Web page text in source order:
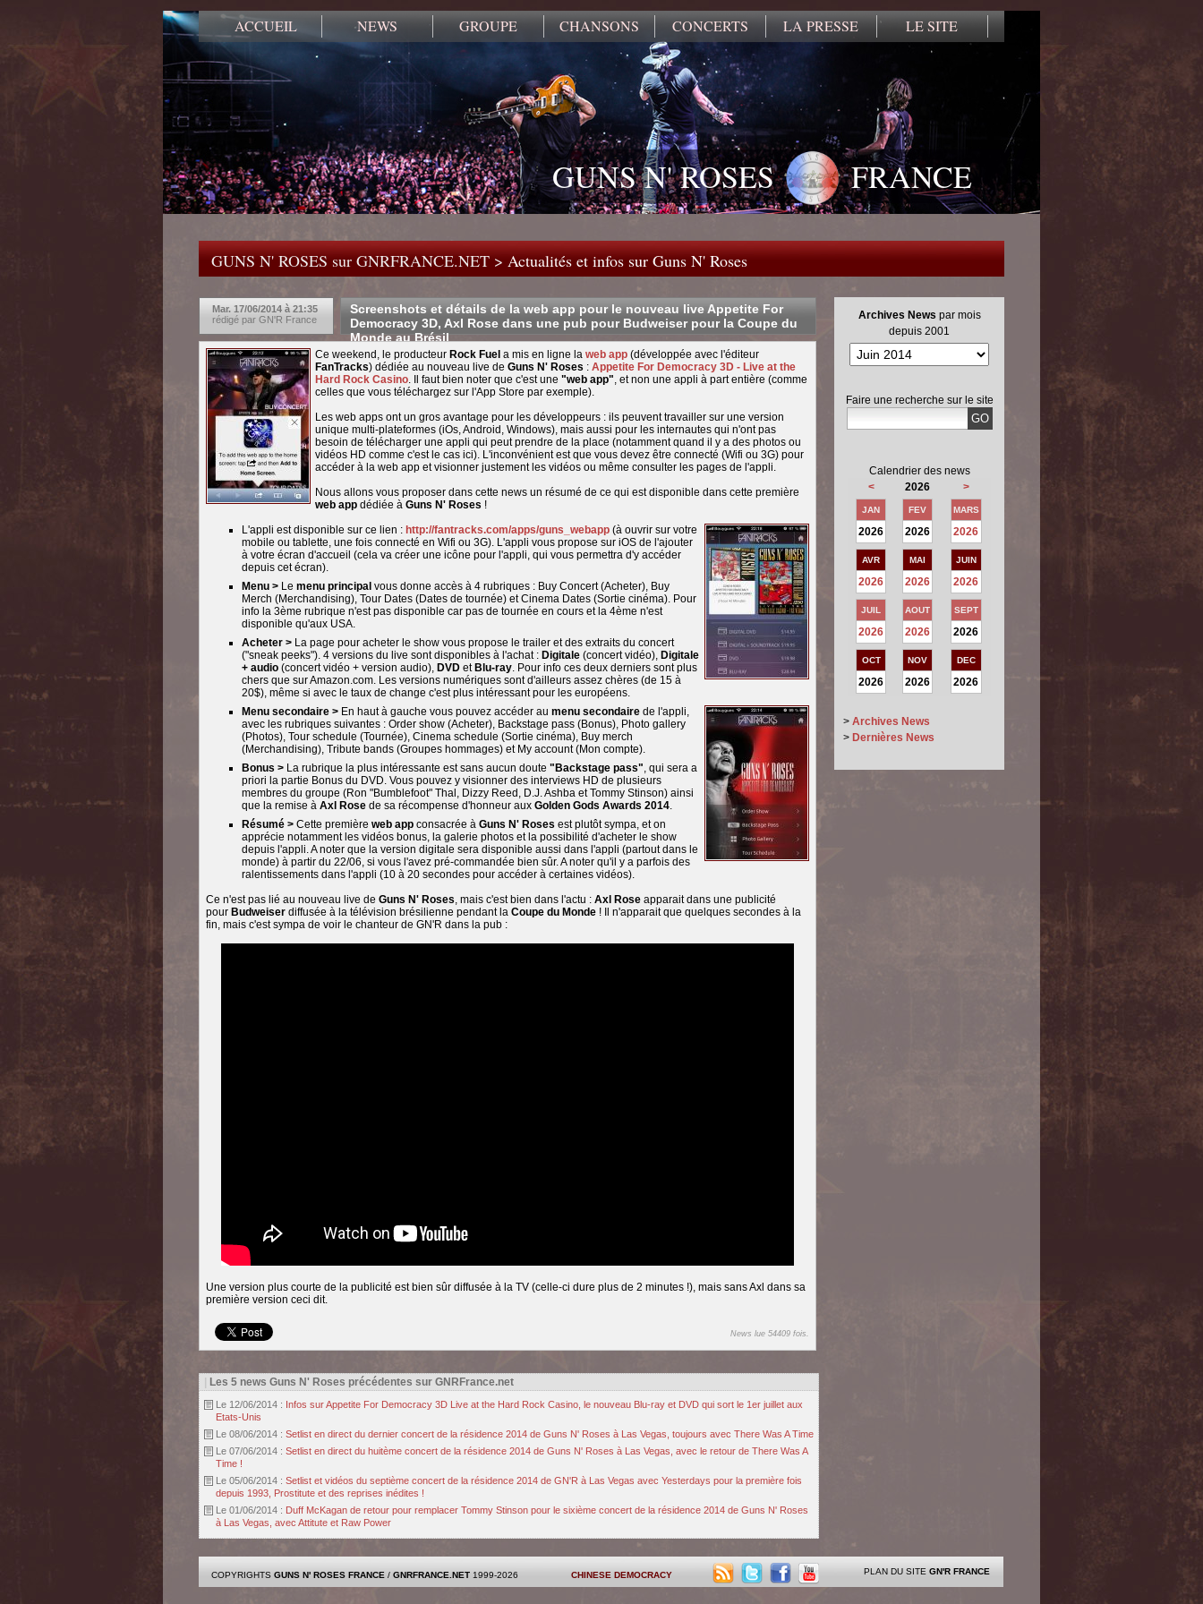
ACCUEIL NEWS GROUPE CHANSONS CONCERTS LA PRESSE LE SITE
GUNS N' ROSES FRANCE
GUNS N' ROSES sur GNRFRANCE.NET> Actualités et infos sur Guns N' Roses
Mar. 17/06/2014 à 21:35
rédigé par GN'R France
Screenshots et détails de la web app pour le nouveau live Appetite For
Democracy 3D, Axl Rose dans une pub pour Budweiser pour la Coupe du
Monde au Brésil
Ce weekend, le producteur Rock Fuel a mis en ligne la web app (développée avec l'éditeur
FanTracks) dédiée au nouveau live de Guns N' Roses : Appetite For Democracy 3D - Live at the
Hard Rock Casino. Il faut bien noter que c'est une "web app", et non une appli à part entière (comme
celles que vous téléchargez sur l'App Store par exemple).
Les web apps ont un gros avantage pour les développeurs : ils peuvent travailler sur une version
unique multi-plateformes (iOs, Android, Windows), mais aussi pour les internautes qui n'ont pas
besoin de télécharger une appli qui peut prendre de la place (notamment quand il y a des photos ou
vidéos HD comme c'est le cas ici). L'inconvénient est que vous devez être connecté (Wifi ou 3G) pour
accéder à la web app et visionner justement les vidéos ou même consulter les pages de l'appli.
Nous allons vous proposer dans cette news un résumé de ce qui est disponible dans cette première
web app dédiée à Guns N' Roses !
L'appli est disponible sur ce lien : http://fantracks.com/apps/guns_webapp (à ouvrir sur votre
mobile ou tablette, une fois connecté en Wifi ou 3G). L'appli vous propose sur iOS de l'ajouter
à votre écran d'accueil (cela va créer une icône pour l'appli, qui vous permettra d'y accéder
depuis cet écran).
Menu > Le menu principal vous donne accès à 4 rubriques : Buy Concert (Acheter), Buy
Merch (Merchandising), Tour Dates (Dates de tournée) et Cinema Dates (Sortie cinéma). Pour
info la 3ème rubrique n'est pas disponible car pas de tournée en cours et la 4ème n'est
disponible qu'aux USA.
Acheter > La page pour acheter le show vous propose le trailer et des extraits du concert
("sneak peeks"). 4 versions du live sont disponibles à l'achat : Digitale (concert vidéo), Digitale
+ audio (concert vidéo + version audio), DVD et Blu-ray. Pour info ces deux derniers sont plus
chers que sur Amazon.com. Les versions numériques sont d'ailleurs assez chères (de 15 à
20$), même si avec le taux de change c'est plus intéressant pour les européens.
Menu secondaire > En haut à gauche vous pouvez accéder au menu secondaire de l'appli,
avec les rubriques suivantes : Order show (Acheter), Backstage pass (Bonus), Photo gallery
(Photos), Tour schedule (Tournée), Cinema schedule (Sortie cinéma), Buy merch
(Merchandising), Tribute bands (Groupes hommages) et My account (Mon compte).
Bonus > La rubrique la plus intéressante est sans aucun doute "Backstage pass", qui sera a
priori la partie Bonus du DVD. Vous pouvez y visionner des interviews HD de plusieurs
membres du groupe (Ron "Bumblefoot" Thal, Dizzy Reed, D.J. Ashba et Tommy Stinson) ainsi
que la remise à Axl Rose de sa récompense d'honneur aux Golden Gods Awards 2014.
Résumé > Cette première web app consacrée à Guns N' Roses est plutôt sympa, et on
apprécie notamment les vidéos bonus, la galerie photos et la possibilité d'acheter le show
depuis l'appli. A noter que la version digitale sera disponible aussi dans l'appli (partout dans le
monde) à partir du 22/06, si vous l'avez pré-commandée bien sûr. A noter qu'il y a parfois des
ralentissements dans l'appli (10 à 20 secondes pour accéder à certaines vidéos).
Ce n'est pas lié au nouveau live de Guns N' Roses, mais c'est bien dans l'actu : Axl Rose apparait dans une publicité
pour Budweiser diffusée à la télévision brésilienne pendant la Coupe du Monde ! Il n'apparait que quelques secondes à la
fin, mais c'est sympa de voir le chanteur de GN'R dans la pub :
Une version plus courte de la publicité est bien sûr diffusée à la TV (celle-ci dure plus de 2 minutes !), mais sans Axl dans sa
première version ceci dit.
News lue 54409 fois.
Les 5 news Guns N' Roses précédentes sur GNRFrance.net
Le 12/06/2014 : Infos sur Appetite For Democracy 3D Live at the Hard Rock Casino, le nouveau Blu-ray et DVD qui sort le 1er juillet aux
Etats-Unis
Le 08/06/2014 : Setlist en direct du dernier concert de la résidence 2014 de Guns N' Roses à Las Vegas, toujours avec There Was A Time
Le 07/06/2014 : Setlist en direct du huitème concert de la résidence 2014 de Guns N' Roses à Las Vegas, avec le retour de There Was A
Time !
Le 05/06/2014 : Setlist et vidéos du septième concert de la résidence 2014 de GN'R à Las Vegas avec Yesterdays pour la première fois
depuis 1993, Prostitute et des reprises inédites !
Le 01/06/2014 : Duff McKagan de retour pour remplacer Tommy Stinson pour le sixième concert de la résidence 2014 de Guns N' Roses
à Las Vegas, avec Attitute et Raw Power
Archives News par mois
depuis 2001
Faire une recherche sur le site
Calendrier des news
<
2026 >
JAN
2026
FEV
2026
MARS
2026
AVR
2026
MAI
2026
JUIN
2026
JUIL
2026
AOUT
2026
SEPT
2026
OCT
2026
NOV
2026
DEC
2026
> Archives News
> Dernières News
COPYRIGHTS GUNS N' ROSES FRANCE / GNRFRANCE.NET 1999-2026 CHINESE DEMOCRACY PLAN DU SITE GN'R FRANCE